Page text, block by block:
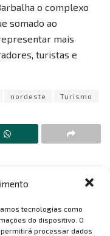
tecnologias como
do dispositivo. O
processar dados
o complexo
somado ao
mais
turistas e
nordeste Turismo